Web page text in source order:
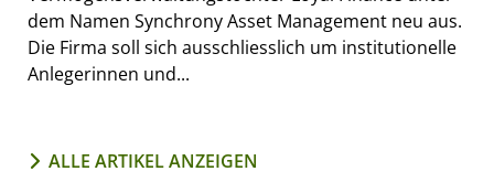
dem Namen Synchrony Asset Management neu aus.
Die Firma soll sich ausschliesslich um institutionelle
Anlegerinnen und...
ALLE ARTIKEL ANZEIGEN